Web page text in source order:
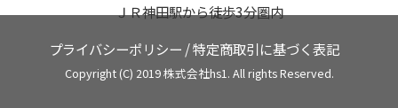
ＪＲ神田駅から徒歩3分圏内
プライバシーポリシー /特定商取引に基づく表記
Copyright (C) 2019 株式会社hs1. All rights Reserved.